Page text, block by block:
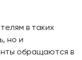
в таких
но и
обращаются в